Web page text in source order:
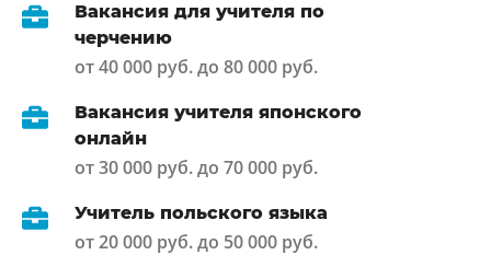
Вакансия для учителя по
черчению
от 40 000 руб. до 80 000 руб.
Вакансия учителя японского
онлайн
от 30 000 руб. до 70 000 руб.
Учитель польского языка
от 20 000 руб. до 50 000 руб.